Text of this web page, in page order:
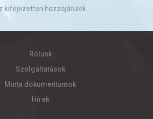
kifejezetten hozzájárulok
Rólunk
Szolgáltatások
Minta dokumentumok
Hírek